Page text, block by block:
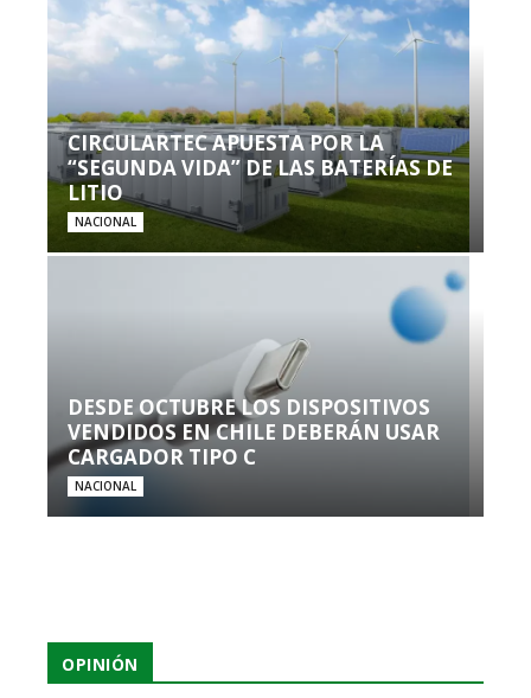
CIRCULARTEC APUESTA POR LA
“SEGUNDA VIDA” DE LAS BATERÍAS DE
LITIO
NACIONAL
DESDE OCTUBRE LOS DISPOSITIVOS
VENDIDOS EN CHILE DEBERÁN USAR
CARGADOR TIPO C
NACIONAL
OPINIÓN